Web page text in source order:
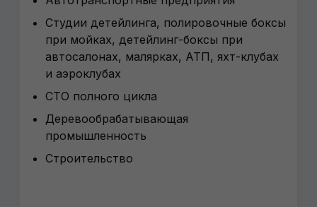
Студии детейлинга, полировочные боксы
при мойках, детейлинг-боксы при
автосалонах, малярках, АТП, яхт-клубах
и аэроклубах
СТО полного цикла
Деревообрабатывающая
промышленность
Строительство